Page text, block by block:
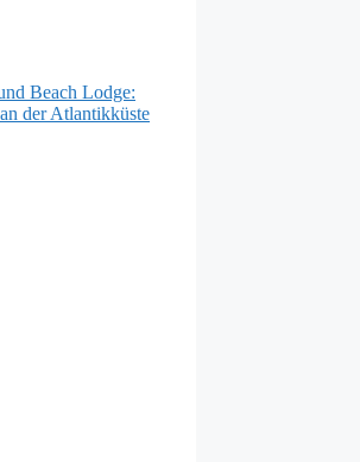
Beach Lodge:
der Atlantikküste